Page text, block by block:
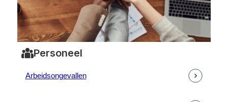
Personeel
Arbeidsongevallen